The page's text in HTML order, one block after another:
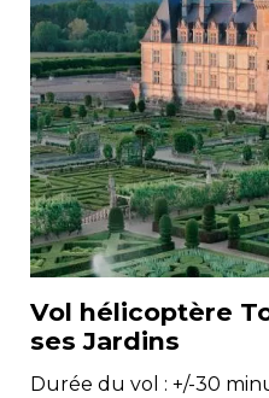
Vol hélicoptère
ses Jardins
Durée du vol : +/-30